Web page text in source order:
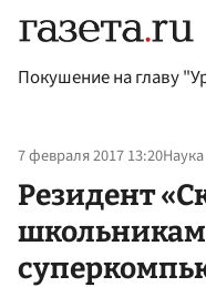
Покушение на главу
7 февраля 2017 13:20Наука
Резидент
школьникам